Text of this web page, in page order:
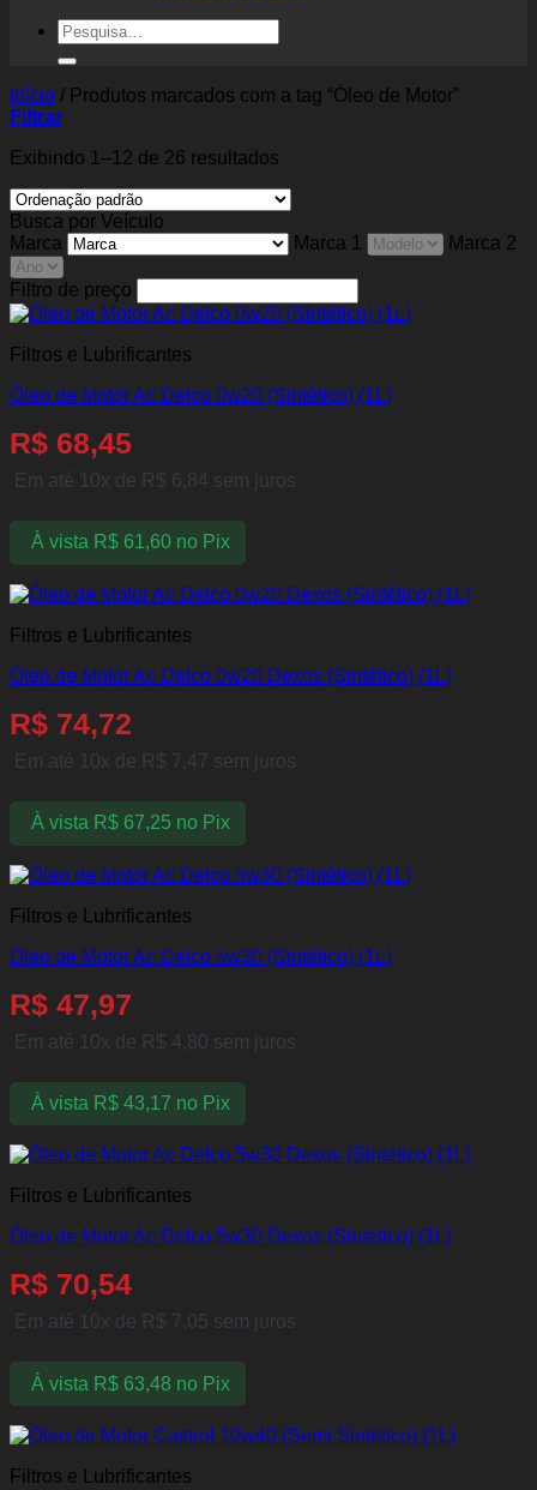
Pesquisar
por:
Início / Produtos marcados com a tag “Óleo de Motor”
Filtrar
Exibindo 1–12 de 26 resultados
Busca por Veículo
Marca
Marca 1 Marca 2
Filtro de preço
Filtros e Lubrificantes
Óleo de Motor Ac Delco 0w20 (Sintético) (1L)
R$ 68,45
Em até 10x de R$ 6,84 sem juros
À vista R$61,60 no Pix
Filtros e Lubrificantes
Óleo de Motor Ac Delco 0w20 Dexos (Sintético) (1L)
R$ 74,72
Em até 10x de R$ 7,47 sem juros
À vista R$67,25 no Pix
Filtros e Lubrificantes
Óleo de Motor Ac Delco 5w30 (Sintético) (1L)
R$ 47,97
Em até 10x de R$ 4,80 sem juros
À vista R$43,17 no Pix
Filtros e Lubrificantes
Óleo de Motor Ac Delco 5w30 Dexos (Sintético) (1L)
R$ 70,54
Em até 10x de R$ 7,05 sem juros
À vista R$63,48 no Pix
Filtros e Lubrificantes